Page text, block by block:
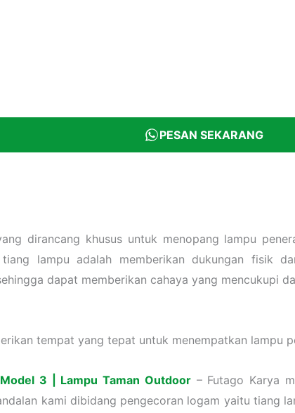
PESAN SEKARANG
dirancang khusus untuk menopang lampu
lampu adalah memberikan dukungan fisik
dapat memberikan cahaya yang mencukupi
tempat yang tepat untuk menempatkan lampu
3 | Lampu Taman Outdoor– Futago Karya
kami dibidang pengecoran logam yaitu tiang